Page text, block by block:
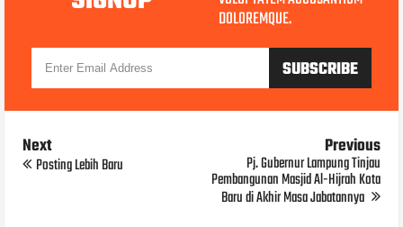
DOLOREMQUE.
Next
Posting Lebih Baru
Previous
Pj. Gubernur Lampung Tinjau
Pembangunan Masjid Al-Hijrah Kota
Baru di Akhir Masa Jabatannya